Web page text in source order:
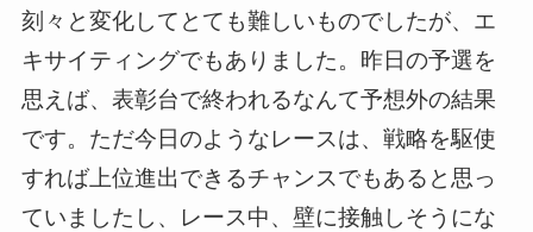
刻々と変化してとても難しいものでしたが、エ
キサイティングでもありました。昨日の予選を
思えば、表彰台で終われるなんて予想外の結果
です。ただ今日のようなレースは、戦略を駆使
すれば上位進出できるチャンスでもあると思っ
ていましたし、レース中、壁に接触しそうにな